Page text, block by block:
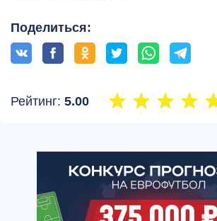
Поделиться:
Рейтинг: 5.00